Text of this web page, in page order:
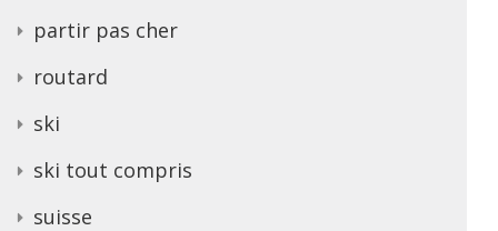
partir pas cher
routard
ski
ski tout compris
suisse